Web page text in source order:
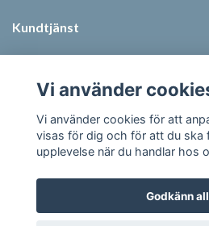
Kundtjänst
Sociala medier
Vi använder
Vi använder cookies för att
visas för dig och för att du ska
upplevelse när du handlar hos
Godkänn